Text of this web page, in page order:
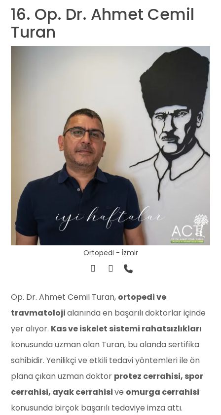
16. Op. Dr. Ahmet Cemil
Turan
Ortopedi - İzmir
Op. Dr. Ahmet Cemil Turan, ortopedi ve
travmatolojialanında en başarılı doktorlar içinde
yer alıyor. Kas ve iskelet sistemi rahatsızlıkları
konusunda uzman olan Turan, bu alanda sertifika
sahibidir. Yenilikçi ve etkili tedavi yöntemleri ile ön
plana çıkan uzman doktor protez cerrahisi, spor
cerrahisi, ayak cerrahisive omurga cerrahisi
konusunda birçok başarılı tedaviye imza attı.